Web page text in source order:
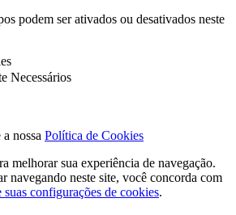
podem ser ativados ou desativados neste
Necessários
nossa Política de Cookies
melhorar sua experiência de navegação.
navegando neste site, você concorda com
suas configurações de cookies.